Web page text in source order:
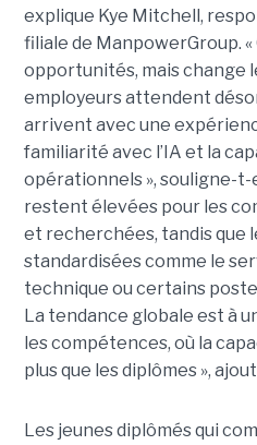
explique Kye Mitchell,
filiale de ManpowerGroup.
opportunités, mais change
employeurs attendent
arrivent avec une
familiarité avec l’IA et la
opérationnels », souligne-
restent élevées pour les
et recherchées, tandis que
standardisées comme le
technique ou certains
La tendance globale est à
les compétences, où la
plus que les diplômes »,
Les jeunes diplômés qui